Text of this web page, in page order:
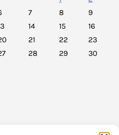
7 8
9
14 15
16
21 22
23
28 29
30